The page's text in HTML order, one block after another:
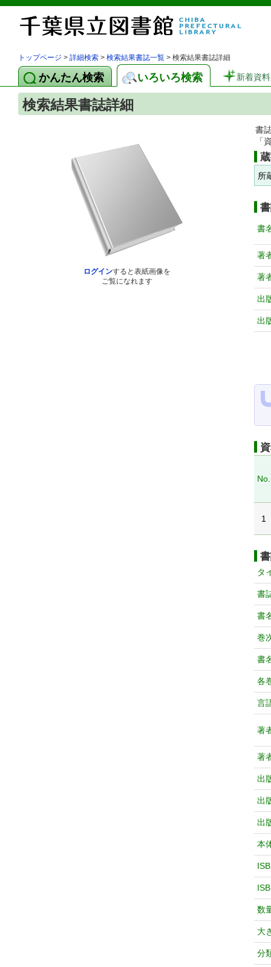
トップページ > 詳細検索 > 検索結果書誌一覧 > 検索結果書誌詳細
かんたん検索 いろいろ検索 新着資料
検索結果書誌詳細
ログインすると表紙画像を
ご覧になれます
書
「
所
書
著
著
出
出
No.
1
タ
書
書
巻
書
各
言
著
著
出
出
出
本
数
大
分